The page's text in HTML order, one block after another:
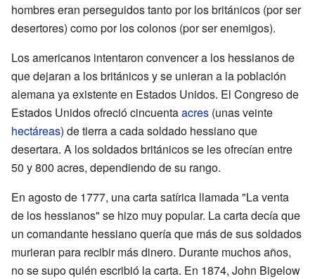
hombres eran perseguidos tanto por los británicos (por ser
desertores) como por los colonos (por ser enemigos).
Los americanos intentaron convencer a los hessianos de
que dejaran a los británicos y se unieran a la población
alemana ya existente en Estados Unidos. El Congreso de
Estados Unidos ofreció cincuentaacres (unas veinte
hectáreas) de tierra a cada soldado hessiano que
desertara. A los soldados británicos se les ofrecían entre
50 y 800 acres, dependiendo de su rango.
En agosto de 1777, una carta satírica llamada "La venta
de los hessianos" se hizo muy popular. La carta decía que
un comandante hessiano quería que más de sus soldados
murieran para recibir más dinero. Durante muchos años,
no se supo quién escribió la carta. En 1874, John Bigelow